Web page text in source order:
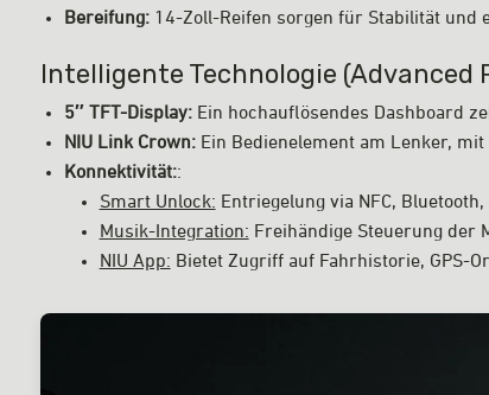
Bereifung:14-Zoll-Reifen sorgen für Stabilität und
Intelligente Technologie (Advanced
5″ TFT-Display:Ein hochauflösendes Dashboard
NIU Link Crown:Ein Bedienelement am Lenker, mit
Konnektivität::
Smart Unlock: Entriegelung via NFC,
Musik-Integration: Freihändige Steuerung der
NIU App: Bietet Zugriff auf Fahrhistorie, GPS-